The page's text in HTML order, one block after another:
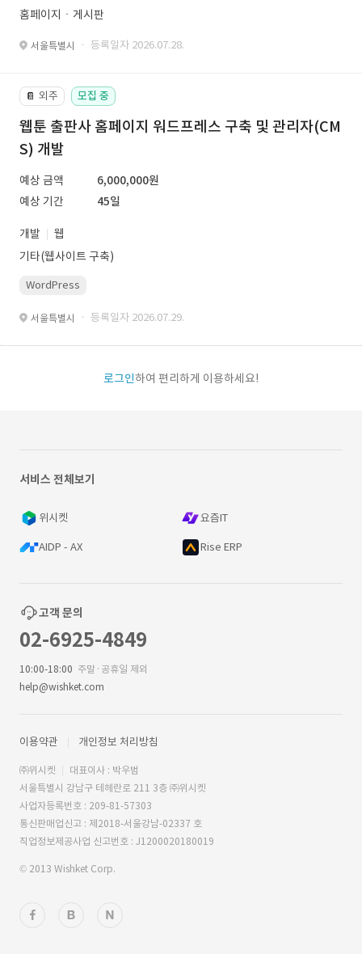
홈페이지ㆍ게시판
서울특별시 · 등록일자 2026.07.28.
📔 외주 모집 중
웹툰 출판사 홈페이지 워드프레스 구축 및 관리자(CM
S) 개발
예상 금액
6,000,000원
예상 기간
45일
개발
웹
기타(웹사이트 구축)
WordPress
서울특별시 · 등록일자 2026.07.29.
로그인하여 편리하게 이용하세요!
서비스 전체보기
위시켓 요즘IT
AIDP - AX Rise ERP
고객 문의
02-6925-4849
10:00-18:00 주말·공휴일 제외
help@wishket.com
이용약관 개인정보 처리방침
㈜위시켓
대표이사 : 박우범
서울특별시 강남구 테헤란로 211 3층 ㈜위시켓
사업자등록번호 : 209-81-57303
통신판매업신고 : 제2018-서울강남-02337 호
직업정보제공사업 신고번호 : J1200020180019
© 2013 Wishket Corp.